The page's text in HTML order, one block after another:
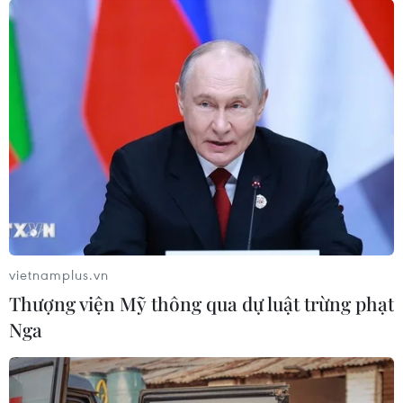
07/08/2026 08:13
Thủ tướng Thái Lan chỉ đạo khẩn sau
vụ xả súng tại trường học
07/08/2026 06:37
Thái Lan: Xả súng gây thương vong
tại trường học ở Nonthaburi
07/08/2026 05:12
thổi sức sống mới cho nghệ thuật tò
he truyền thống
vietnamplus.vn
Thượng viện Mỹ thông qua dự luật trừng phạt
Nga